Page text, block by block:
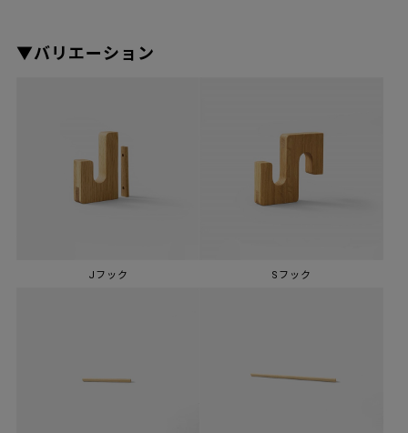
▼バリエーション
Jフック Sフック